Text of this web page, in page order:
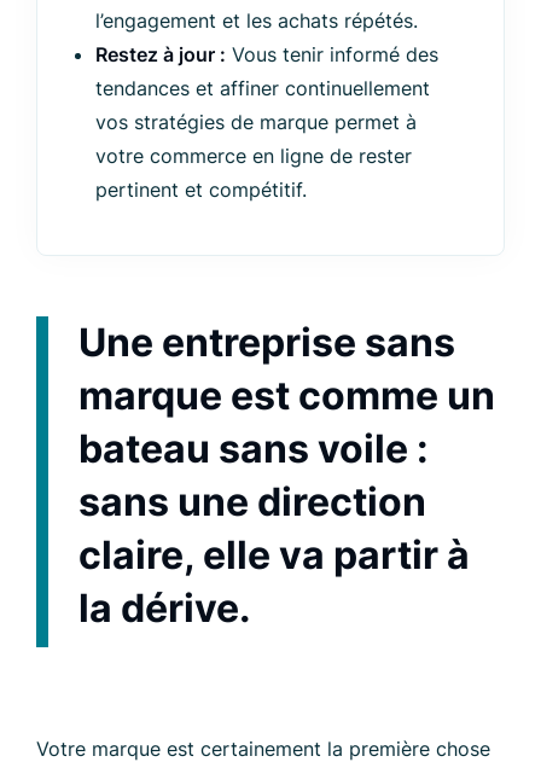
l’engagement et les achats répétés.
Restez à jour : Vous tenir informé des
tendances et affiner continuellement
vos stratégies de marque permet à
votre commerce en ligne de rester
pertinent et compétitif.
Une entreprise sans
marque est comme un
bateau sans voile :
sans une direction
claire, elle va partir à
la dérive.
Votre marque est certainement la première chose